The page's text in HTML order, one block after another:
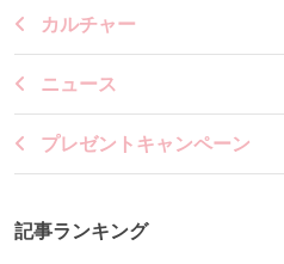
カルチャー
ニュース
プレゼントキャンペーン
記事ランキング